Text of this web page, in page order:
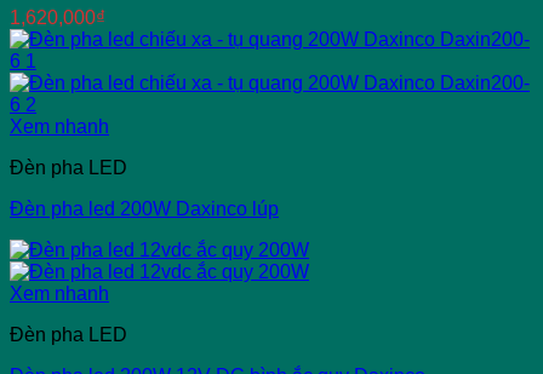
1,620,000₫
Xem nhanh
Đèn pha LED
Đèn pha led 200W Daxinco lúp
Xem nhanh
Đèn pha LED